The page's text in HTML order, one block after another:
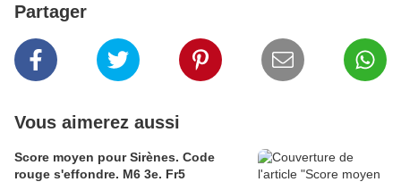
Partager
Vous aimerez aussi
Score moyen pour Sirènes. Code
rouge s'effondre. M6 3e. Fr5